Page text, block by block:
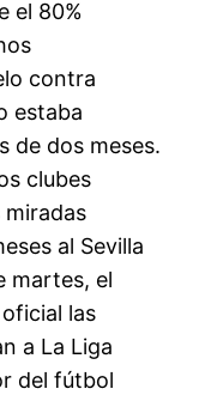
el 80%
contra
estaba
de dos meses.
clubes
miradas
al Sevilla
martes, el
las
a La Liga
del fútbol